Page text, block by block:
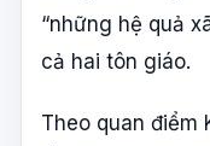
“những hệ quả
cả hai tôn giáo.
Theo quan điểm